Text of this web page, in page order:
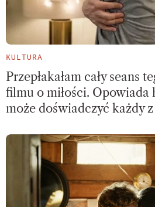
KULTURA
Przepłakałam cały seans
filmu o miłości.
może doświadczyć każdy z